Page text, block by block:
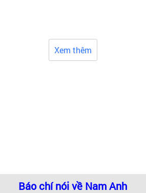
đẹp, phù hợp với mọi không
với những không gian bếp khác
Xem thêm
Báo chí nói về Nam Anh